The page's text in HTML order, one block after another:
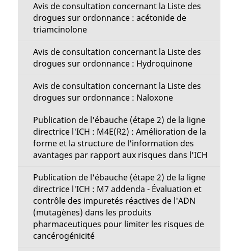
Avis de consultation concernant la Liste des
drogues sur ordonnance : acétonide de
triamcinolone
Avis de consultation concernant la Liste des
drogues sur ordonnance : Hydroquinone
Avis de consultation concernant la Liste des
drogues sur ordonnance : Naloxone
Publication de l'ébauche (étape 2) de la ligne
directrice l'ICH : M4E(R2) : Amélioration de la
forme et la structure de l'information des
avantages par rapport aux risques dans l'ICH
Publication de l'ébauche (étape 2) de la ligne
directrice l'ICH : M7 addenda - Évaluation et
contrôle des impuretés réactives de l'ADN
(mutagènes) dans les produits
pharmaceutiques pour limiter les risques de
cancérogénicité